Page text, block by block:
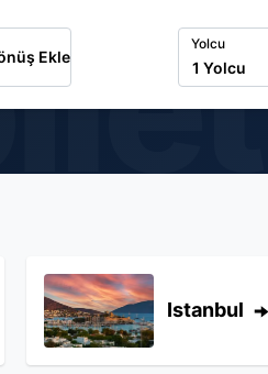
Ekle
Yolcu
Istanbul